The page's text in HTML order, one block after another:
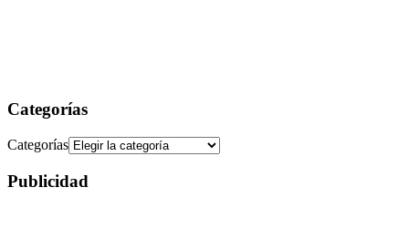
Categorías
Categorías
Publicidad